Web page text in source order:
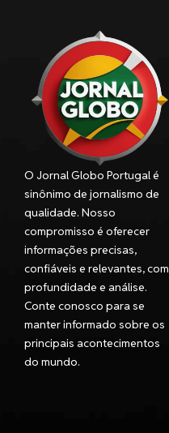
O Jornal Globo Portugal é
sinônimo de jornalismo de
qualidade. Nosso
compromisso é oferecer
informações precisas,
confiáveis e relevantes, com
profundidade e análise.
Conte conosco para se
manter informado sobre os
principais acontecimentos
do mundo.